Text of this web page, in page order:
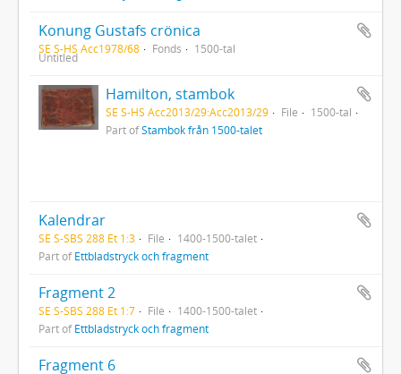
Konung Gustafs crönica
SE S-HS Acc1978/68 Fonds 1500-tal
Untitled
Hamilton, stambok
SE S-HS Acc2013/29:Acc2013/29 File
1500-tal
Part ofStambok från 1500-talet
Kalendrar
SE S-SBS 288 Et 1:3 File
1400-1500-talet
Part ofEttbladstryck och fragment
Fragment 2
SE S-SBS 288 Et 1:7 File
1400-1500-talet
Part ofEttbladstryck och fragment
Fragment 6